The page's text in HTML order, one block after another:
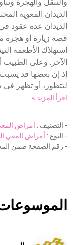
والتنقل والهجرة
الديدان المعوية
الديدان عدة عقود
قصة زيارة أو هجرة
استهلاك الأطعمة
الآخر. وعلى الطبيب
إذ إن بعضها قد
لتتطور، أو تظهر
اقرأ المزيد »
- التصنيف : أمراض
- النوع : أمراض المعي
- رقم الصفحة ضمن